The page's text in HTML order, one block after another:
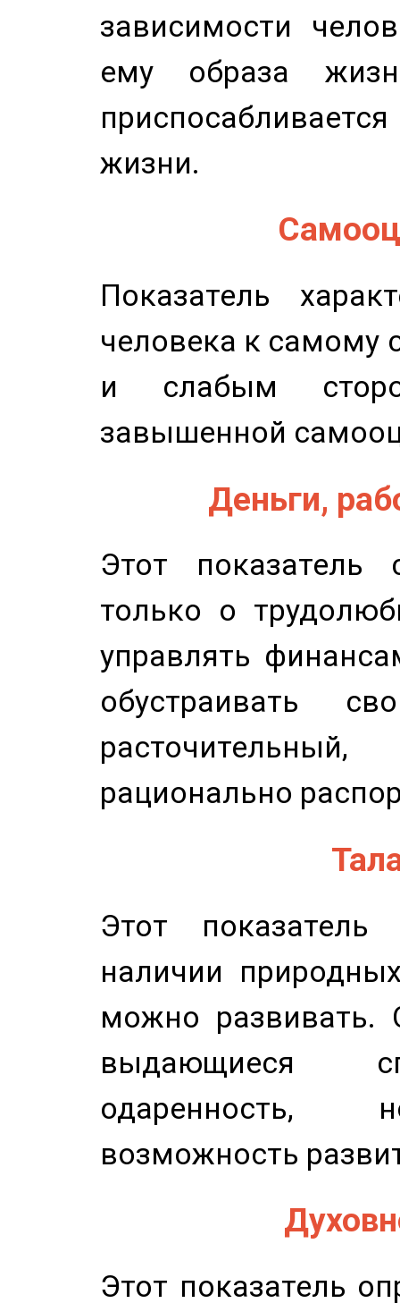
зависимости
ему образа
жизни.
Показатель
человека к самому
и слабым
завышенной
Деньги,
Этот показатель
только о
управлять
обустраивать
рационально
Этот показатель
наличии
можно развивать.
выдающиеся
одаренность,
возможность
Этот показатель